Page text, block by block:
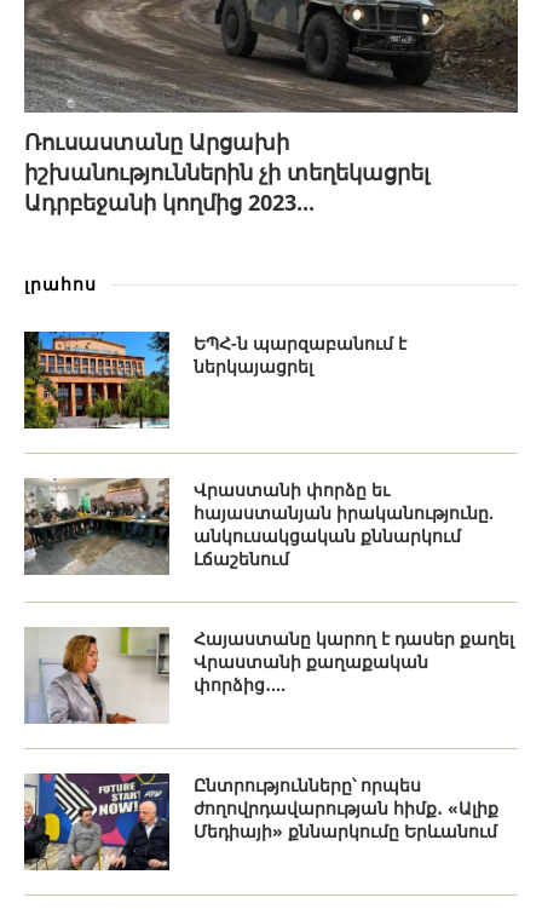
Ռուսաստանը Արցախի
իշխանություններին չի տեղեկացրել
Ադրբեջանի կողմից 2023...
լրահոս
ԵՊՀ-ն պարզաբանում է
ներկայացրել
Վրաստանի փորձը եւ
հայաստանյան իրականությունը.
անկուսակցական քննարկում
Լճաշենում
Հայաստանը կարող է դասեր քաղել
Վրաստանի քաղաքական
փորձից․...
Ընտրությունները՝ որպես
ժողովրդավարության հիմք․ «Ալիք
Մեդիայի» քննարկումը Երևանում